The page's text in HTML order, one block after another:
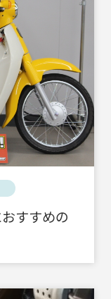
すすめの